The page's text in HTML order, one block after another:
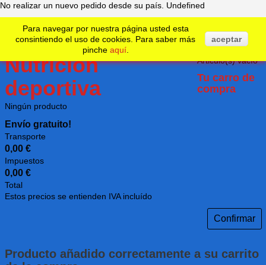
No realizar un nuevo pedido desde su país. Undefined
Articulo
Articulo(s) vacío
Tu carro de
compra
Ningún producto
Envío gratuito!
Transporte
0,00 €
Impuestos
0,00 €
Total
Estos precios se entienden IVA incluído
Confirmar
Producto añadido correctamente a su carrito
Para navegar por nuestra página usted esta
consintiendo el uso de cookies. Para saber más
pinche aquí.
aceptar